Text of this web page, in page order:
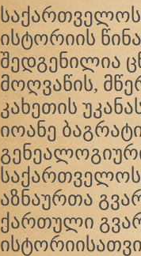
ისტორიის
შედგენილია
მოღვაწის,
კახეთის
იოანე
აზნაურთა
ქართული